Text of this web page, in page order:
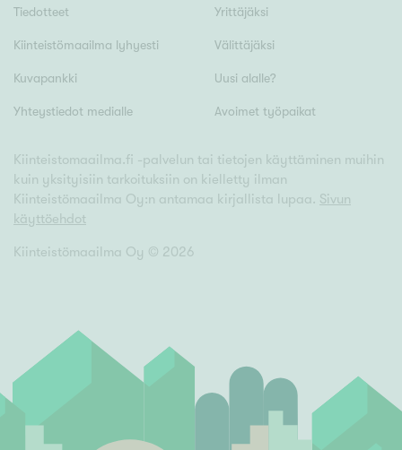
Tiedotteet
Kiinteistömaailma lyhyesti
Kuvapankki
Yhteystiedot medialle
Yrittäjäksi
Välittäjäksi
Uusi alalle?
Avoimet työpaikat
Kiinteistomaailma.fi -palvelun tai tietojen käyttäminen muihin
kuin yksityisiin tarkoituksiin on kielletty ilman
Kiinteistömaailma Oy:n antamaa kirjallista lupaa. Sivun
käyttöehdot
Kiinteistömaailma Oy © 2026